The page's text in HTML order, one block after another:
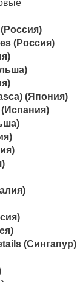
(Россия)
(Япония)
(Сингапур)